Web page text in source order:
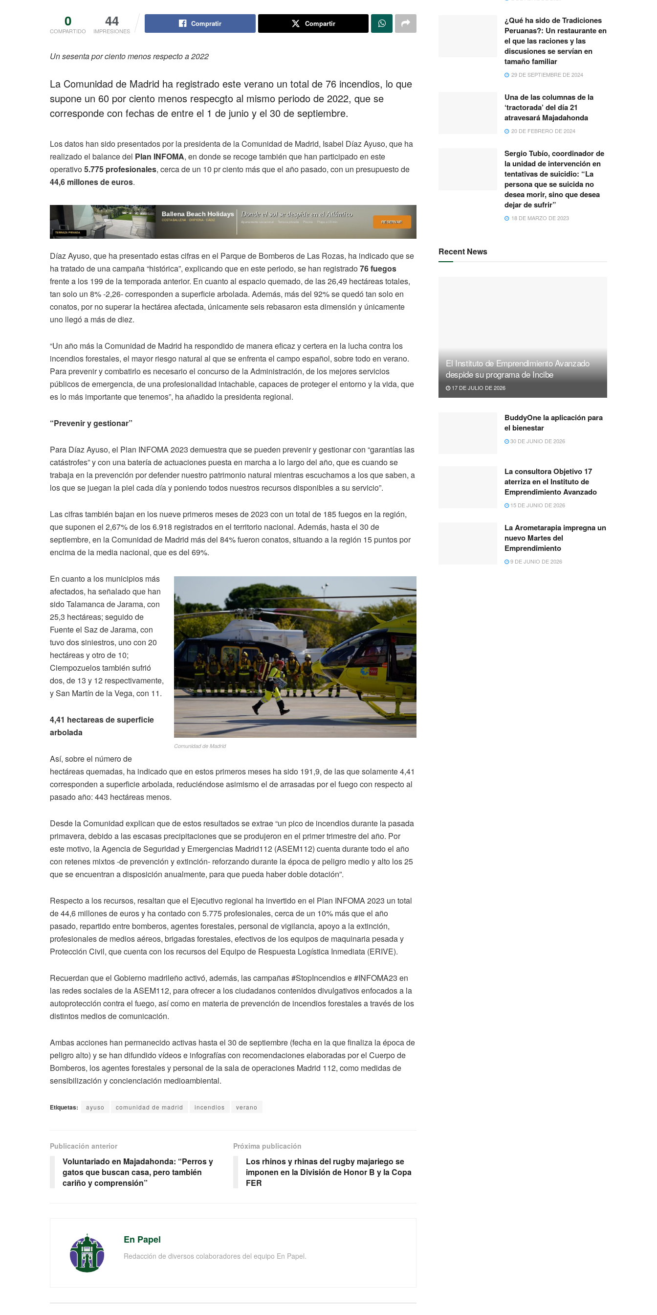
0
COMPARTIDO
44
IMPRESIONES
Compratir Compartir
Un sesenta por ciento menos respecto a 2022
La Comunidad de Madrid ha registrado este verano un total de 76 incendios, lo que
supone un 60 por ciento menos respecgto al mismo periodo de 2022, que se
corresponde con fechas de entre el 1 de junio y el 30 de septiembre.
Los datos han sido presentados por la presidenta de la Comunidad de Madrid, Isabel Díaz Ayuso, que ha
realizado el balance del Plan INFOMA, en donde se recoge también que han participado en este
operativo5.775 profesionales, cerca de un 10 pr ciento más que el año pasado, con un presupuesto de
44,6 millones de euros.
Díaz Ayuso, que ha presentado estas cifras en el Parque de Bomberos de Las Rozas, ha indicado que se
ha tratado de una campaña “histórica”, explicando que en este periodo, se han registrado76 fuegos
frente a los 199 de la temporada anterior. En cuanto al espacio quemado, de las 26,49 hectáreas totales,
tan solo un 8% -2,26- corresponden a superficie arbolada. Además, más del 92% se quedó tan solo en
conatos, por no superar la hectárea afectada, únicamente seis rebasaron esta dimensión y únicamente
uno llegó a más de diez.
“Un año más la Comunidad de Madrid ha respondido de manera eficaz y certera en la lucha contra los
incendios forestales, el mayor riesgo natural al que se enfrenta el campo español, sobre todo en verano.
Para prevenir y combatirlo es necesario el concurso de la Administración, de los mejores servicios
públicos de emergencia, de una profesionalidad intachable, capaces de proteger el entorno y la vida, que
es lo más importante que tenemos”, ha añadido la presidenta regional.
“Prevenir y gestionar”
Para Díaz Ayuso, el Plan INFOMA 2023 demuestra que se pueden prevenir y gestionar con “garantías las
catástrofes” y con una batería de actuaciones puesta en marcha a lo largo del año, que es cuando se
trabaja en la prevención por defender nuestro patrimonio natural mientras escuchamos a los que saben, a
los que se juegan la piel cada día y poniendo todos nuestros recursos disponibles a su servicio”.
Las cifras también bajan en los nueve primeros meses de 2023 con un total de 185 fuegos en la región,
que suponen el 2,67% de los 6.918 registrados en el territorio nacional. Además, hasta el 30 de
septiembre, en la Comunidad de Madrid más del 84% fueron conatos, situando a la región 15 puntos por
encima de la media nacional, que es del 69%.
Comunidad de Madrid
En cuanto a los municipios más
afectados, ha señalado que han
sido Talamanca de Jarama, con
25,3 hectáreas; seguido de
Fuente el Saz de Jarama, con
tuvo dos siniestros, uno con 20
hectáreas y otro de 10;
Ciempozuelos también sufrió
dos, de 13 y 12 respectivamente,
y San Martín de la Vega, con 11.
4,41 hectareas de superficie
arbolada
Así, sobre el número de
hectáreas quemadas, ha indicado que en estos primeros meses ha sido 191,9, de las que solamente 4,41
corresponden a superficie arbolada, reduciéndose asimismo el de arrasadas por el fuego con respecto al
pasado año: 443 hectáreas menos.
Desde la Comunidad explican que de estos resultados se extrae “un pico de incendios durante la pasada
primavera, debido a las escasas precipitaciones que se produjeron en el primer trimestre del año. Por
este motivo, la Agencia de Seguridad y Emergencias Madrid112 (ASEM112) cuenta durante todo el año
con retenes mixtos -de prevención y extinción- reforzando durante la época de peligro medio y alto los 25
que se encuentran a disposición anualmente, para que pueda haber doble dotación”.
Respecto a los recursos, resaltan que el Ejecutivo regional ha invertido en el Plan INFOMA 2023 un total
de 44,6 millones de euros y ha contado con 5.775 profesionales, cerca de un 10% más que el año
pasado, repartido entre bomberos, agentes forestales, personal de vigilancia, apoyo a la extinción,
profesionales de medios aéreos, brigadas forestales, efectivos de los equipos de maquinaria pesada y
Protección Civil, que cuenta con los recursos del Equipo de Respuesta Logística Inmediata (ERIVE).
Recuerdan que el Gobierno madrileño activó, además, las campañas #StopIncendios e #INFOMA23 en
las redes sociales de la ASEM112, para ofrecer a los ciudadanos contenidos divulgativos enfocados a la
autoprotección contra el fuego, así como en materia de prevención de incendios forestales a través de los
distintos medios de comunicación.
Ambas acciones han permanecido activas hasta el 30 de septiembre (fecha en la que finaliza la época de
peligro alto) y se han difundido vídeos e infografías con recomendaciones elaboradas por el Cuerpo de
Bomberos, los agentes forestales y personal de la sala de operaciones Madrid 112, como medidas de
sensibilización y concienciación medioambiental.
Etiquetas: ayuso comunidad de madrid incendios verano
Publicación anterior
Voluntariado en Majadahonda: “Perros y
gatos que buscan casa, pero también
cariño y comprensión”
Próxima publicación
Los rhinos y rhinas del rugby majariego se
imponen en la División de Honor B y la Copa
FER
En Papel
Redacción de diversos colaboradores del equipo En Papel.
¿Qué ha sido de Tradiciones
Peruanas?: Un restaurante en
el que las raciones y las
discusiones se servían en
tamaño familiar
29 DE SEPTIEMBRE DE 2024
Una de las columnas de la
‘tractorada’ del día 21
atravesará Majadahonda
20 DE FEBRERO DE 2024
Sergio Tubío, coordinador de
la unidad de intervención en
tentativas de suicidio: “La
persona que se suicida no
desea morir, sino que desea
dejar de sufrir”
18 DE MARZO DE 2023
Recent News
El Instituto de Emprendimiento Avanzado
despide su programa de Incibe
17 DE JULIO DE 2026
BuddyOne la aplicación para
el bienestar
30 DE JUNIO DE 2026
La consultora Objetivo 17
aterriza en el Instituto de
Emprendimiento Avanzado
15 DE JUNIO DE 2026
La Arometarapia impregna un
nuevo Martes del
Emprendimiento
9 DE JUNIO DE 2026